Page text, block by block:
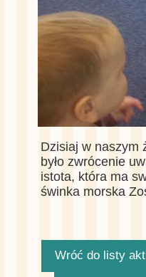
Dzisiaj w naszym
było zwrócenie
istota, która ma
świnka morska
Wróć do listy